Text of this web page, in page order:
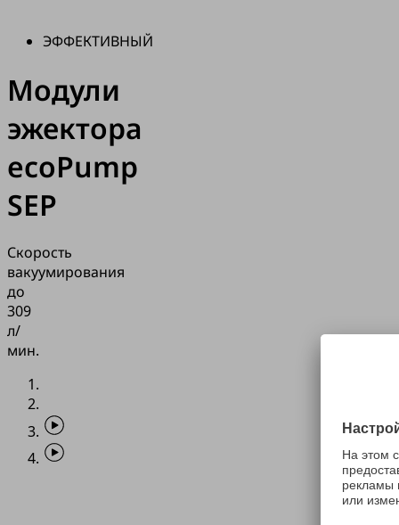
ЭФФЕКТИВНЫЙ
Модули
эжектора
ecoPump
SEP
Скорость
вакуумирования
до
309
л/
мин.